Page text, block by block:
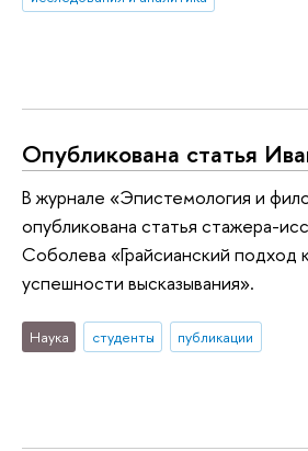
Опубликована статья
В журнале «Эпистемология и
опубликована статья стажера-
Соболева «Грайсианский подход
успешности высказывания».
Наука студенты публикации